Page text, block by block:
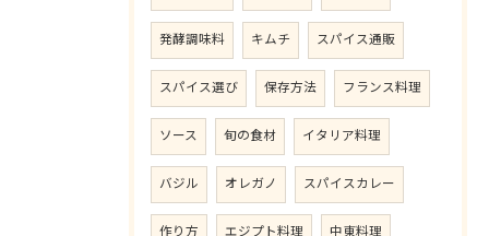
発酵調味料 キムチ スパイス通販
スパイス選び 保存方法 フランス料理
ソース 旬の食材 イタリア料理
バジル オレガノ スパイスカレー